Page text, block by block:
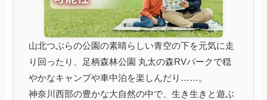
山北つぶらの公園の素晴らしい青空の下を元気に走
り回ったり、足柄森林公園 丸太の森RVパークで穏
やかなキャンプや車中泊を楽しんだり……。
神奈川西部の豊かな大自然の中で、生き生きと遊ぶ